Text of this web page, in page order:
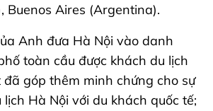
Buenos Aires (Argentina).
Anh đưa Hà Nội vào danh
toàn cầu được khách du lịch
góp thêm minh chứng cho sự
Hà Nội với du khách quốc tế;